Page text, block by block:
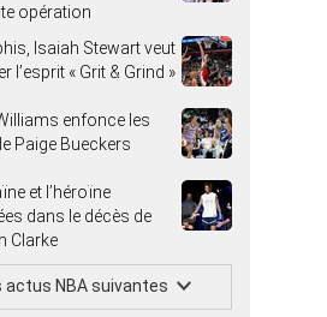
opération
Isaiah Stewart veut
l’esprit « Grit & Grind »
enfonce les
Paige Bueckers
et l’héroïne
dans le décès de
Clarke
actus NBA suivantes